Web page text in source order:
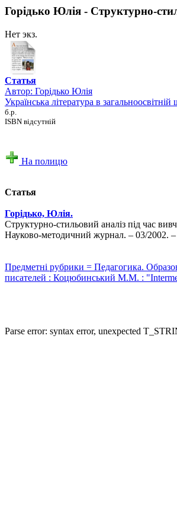
Горідько Юлія - Структурно-
Нет экз.
Статья
Автор: Горідько Юлія
Українська література в
б.р.
ISBN відсутній
На полицю
Статья
Горідько, Юлія.
Структурно-стильовий аналіз під час
Науково-методичний журнал. – 03/2002.
Предметні рубрики = Педагогика.
писателей : Коцюбинський М.М. :
Parse error: syntax error, unexpected